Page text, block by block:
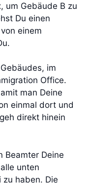
um Gebäude B zu
Du einen
einem
im
Office.
man Deine
einmal dort und
direkt hinein
Beamter Deine
unten
haben. Die